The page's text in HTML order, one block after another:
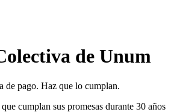
de Unum
de pago. Haz que lo cumplan.
cumplan sus promesas durante 30 años